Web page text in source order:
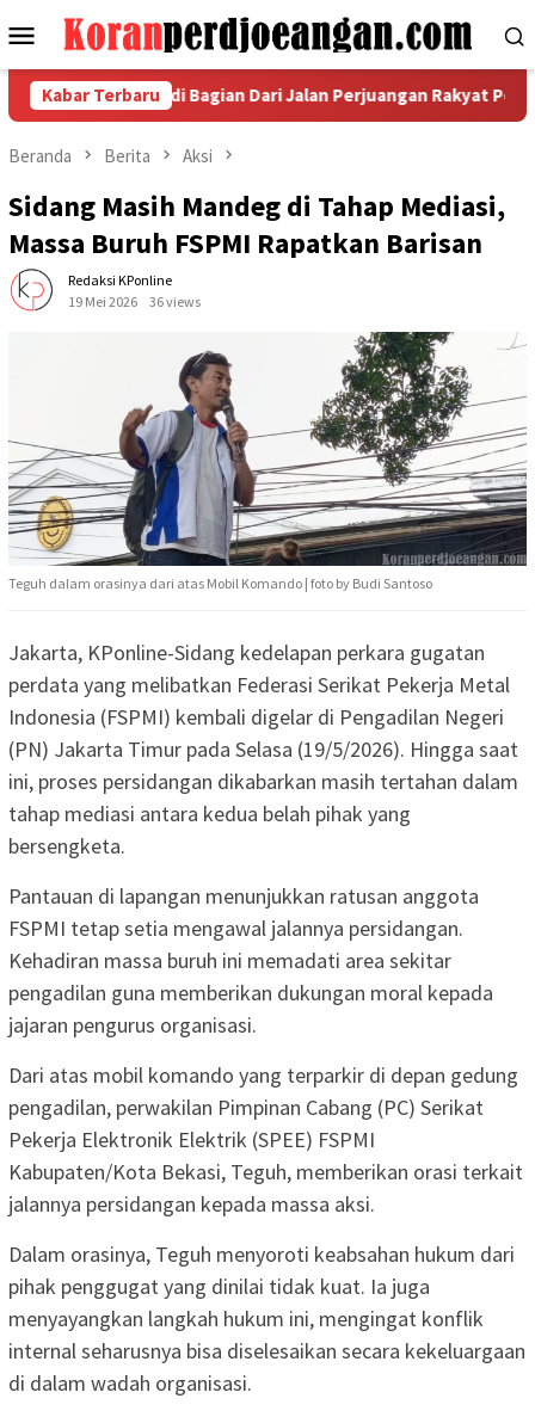
ke
Menu
Mobile
Kabar Terbaru
Rasa Menjadi Bagian Dari Jalan Perjuangan Rakyat Pekerja
Beranda Berita Aksi
Sidang Masih Mandeg di Tahap Mediasi,
Massa Buruh FSPMI Rapatkan Barisan
Redaksi KPonline
19 Mei 2026
36 views
Teguh dalam orasinya dari atas Mobil Komando | foto by Budi Santoso
Jakarta, KPonline-Sidang kedelapan perkara gugatan
perdata yang melibatkan Federasi Serikat Pekerja Metal
Indonesia (FSPMI) kembali digelar di Pengadilan Negeri
(PN) Jakarta Timur pada Selasa (19/5/2026). Hingga saat
ini, proses persidangan dikabarkan masih tertahan dalam
tahap mediasi antara kedua belah pihak yang
bersengketa.
Pantauan di lapangan menunjukkan ratusan anggota
FSPMI tetap setia mengawal jalannya persidangan.
Kehadiran massa buruh ini memadati area sekitar
pengadilan guna memberikan dukungan moral kepada
jajaran pengurus organisasi.
Dari atas mobil komando yang terparkir di depan gedung
pengadilan, perwakilan Pimpinan Cabang (PC) Serikat
Pekerja Elektronik Elektrik (SPEE) FSPMI
Kabupaten/Kota Bekasi, Teguh, memberikan orasi terkait
jalannya persidangan kepada massa aksi.
Dalam orasinya, Teguh menyoroti keabsahan hukum dari
pihak penggugat yang dinilai tidak kuat. Ia juga
menyayangkan langkah hukum ini, mengingat konflik
internal seharusnya bisa diselesaikan secara kekeluargaan
di dalam wadah organisasi.